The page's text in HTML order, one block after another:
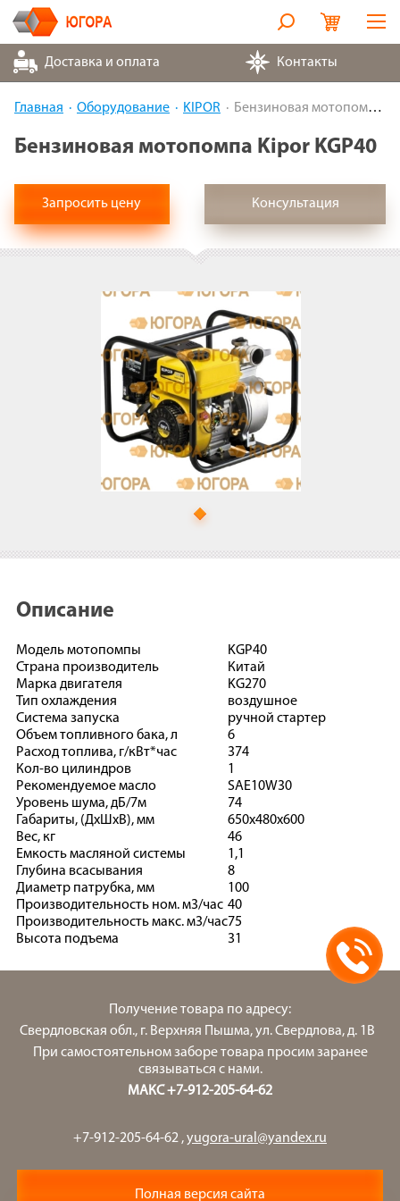
Оборудование
Партнеры
Доставка и оплата Контакты
Главная Оборудование KIPOR Бензиновая мотопомпа Kipor KGP40
Бензиновая мотопомпа Kipor KGP40
Запросить цену Консультация
Описание
Модель мотопомпы
KGP40
Страна производитель
Китай
Марка двигателя
KG270
Тип охлаждения
воздушное
Система запуска
ручной стартер
Объем топливного бака, л
6
Расход топлива, г/кВт*час
374
Кол-во цилиндров
1
Рекомендуемое масло
SAE10W30
Уровень шума, дБ/7м
74
Габариты, (ДхШхВ), мм
650х480х600
Вес, кг
46
Емкость масляной системы
1,1
Глубина всасывания
8
Диаметр патрубка, мм
100
Производительность ном. м3/час 40
Производительность макс. м3/час75
Высота подъема
31
Получение товара по адресу:
Свердловская обл., г. Верхняя Пышма, ул. Свердлова, д. 1В
При самостоятельном заборе товара просим заранее
связываться с нами.
МАКС +7-912-205-64-62
+7-912-205-64-62 ,yugora-ural@yandex.ru
Полная версия сайта